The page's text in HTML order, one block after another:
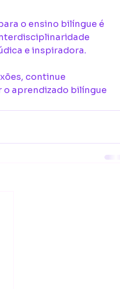
o ensino bilíngue é
e inspiradora.
continue
o aprendizado bilíngue